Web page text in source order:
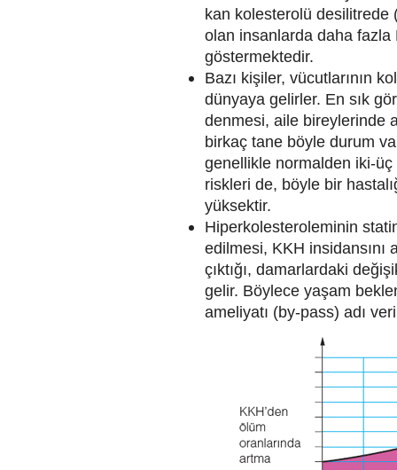
kan kolesterolü
olan insanlarda daha fazla
göstermektedir.
Bazı kişiler, vücutlarının
dünyaya gelirler. En sık
denmesi, aile bireylerinde
birkaç tane böyle durum
genellikle normalden iki-
riskleri de, böyle bir
yüksektir.
Hiperkolesteroleminin
edilmesi, KKH insidansını
çıktığı, damarlardaki
gelir. Böylece yaşam
ameliyatı (by-pass) adı